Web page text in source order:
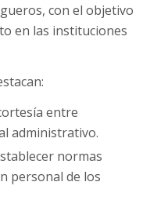
con el objetivo
en las instituciones
entre
administrativo.
normas
personal de los